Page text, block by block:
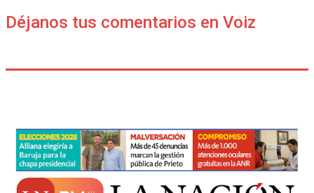
Déjanos tus comentarios en Voiz